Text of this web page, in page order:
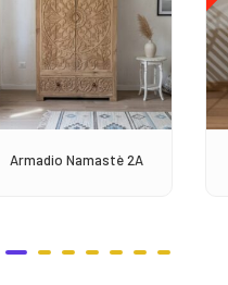
Armadio Namastè 2A